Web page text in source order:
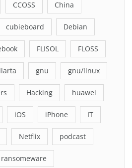
CCOSS China
cubieboard Debian
FLISOL FLOSS
gnu gnu/linux
Hacking huawei
iOS iPhone IT
Netflix podcast
ransomeware